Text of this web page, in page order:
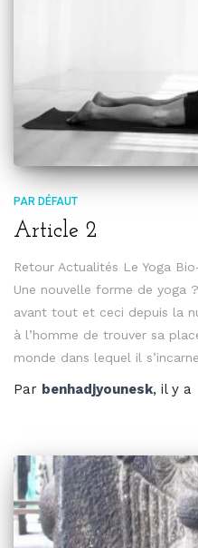
PAR DÉFAUT
Article 2
Retour Actualités Le Yoga
Une nouvelle forme de yoga
avant tout et ceci depuis la
à l’homme de trouver sa
monde dans lequel il
Par benhadjyounesk, il y a